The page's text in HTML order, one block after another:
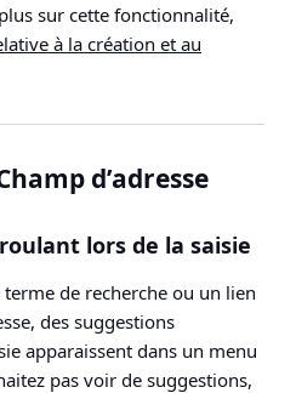
sur cette fonctionnalité,
à la création et au
d’adresse
lors de la saisie
de recherche ou un lien
des suggestions
apparaissent dans un menu
pas voir de suggestions,